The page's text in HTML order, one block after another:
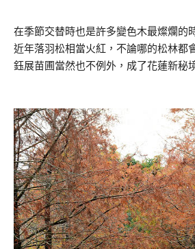
在季節交替時也是許多變色木最燦爛的
近年落羽松相當火紅，不論哪的松林都
鈺展苗圃當然也不例外，成了花蓮新秘